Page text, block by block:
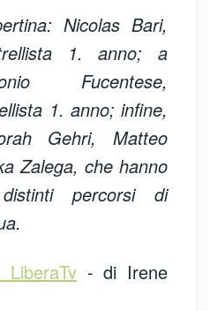
Nicolas Bari,
1. anno; a
Fucentese,
1. anno; infine,
Gehri, Matteo
Zalega, che hanno
percorsi di
- di Irene